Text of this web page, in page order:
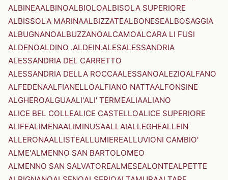
ALBINEAALBINOALBIOLOALBISOLA SUPERIORE
ALBISSOLA MARINAALBIZZATEALBONESEALBOSAGGIA
ALBUGNANOALBUZZANOALCAMOALCARA LI FUSI
ALDENOALDINO .ALDEIN.ALESALESSANDRIA
ALESSANDRIA DEL CARRETTO
ALESSANDRIA DELLA ROCCAALESSANOALEZIOALFANO
ALFEDENAALFIANELLOALFIANO NATTAALFONSINE
ALGHEROALGUAALI'ALI' TERMEALIAALIANO
ALICE BEL COLLEALICE CASTELLOALICE SUPERIORE
ALIFEALIMENAALIMINUSAALLAIALLEGHEALLEIN
ALLERONAALLISTEALLUMIEREALLUVIONI CAMBIO'
ALME'ALMENNO SAN BARTOLOMEO
ALMENNO SAN SALVATOREALMESEALONTEALPETTE